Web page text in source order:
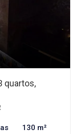
quartos,
130 m²